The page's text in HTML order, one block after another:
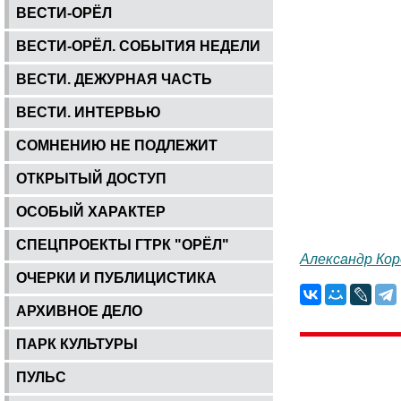
ВЕСТИ-ОРЁЛ
ВЕСТИ-ОРЁЛ. СОБЫТИЯ НЕДЕЛИ
ВЕСТИ. ДЕЖУРНАЯ ЧАСТЬ
ВЕСТИ. ИНТЕРВЬЮ
СОМНЕНИЮ НЕ ПОДЛЕЖИТ
ОТКРЫТЫЙ ДОСТУП
ОСОБЫЙ ХАРАКТЕР
СПЕЦПРОЕКТЫ ГТРК "ОРЁЛ"
ОЧЕРКИ И ПУБЛИЦИСТИКА
АРХИВНОЕ ДЕЛО
ПАРК КУЛЬТУРЫ
ПУЛЬС
Александр